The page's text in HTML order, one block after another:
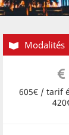
Modalités
605€ / tarif